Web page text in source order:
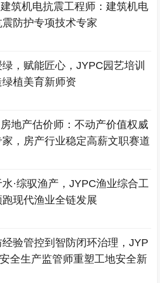
筑机电抗震工程师：建筑机电
震防护专项技术专家
，赋能匠心，JYPC园艺培训
绿植美育新师资
地产估价师：不动产价值权威
，房产行业稳定高薪文职赛道
·综驭渔产，JYPC渔业综合工
现代渔业全链发展
经验管控到智防闭环治理，JYP
全生产监管师重塑工地安全新